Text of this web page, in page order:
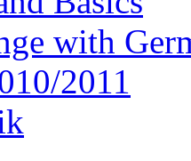
with
2011